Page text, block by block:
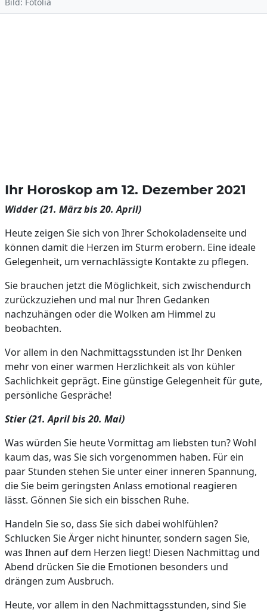
Ihr Horoskop am 12. Dezember 2021
Widder (21. März bis 20. April)
Heute zeigen Sie sich von Ihrer Schokoladenseite und
können damit die Herzen im Sturm erobern. Eine ideale
Gelegenheit, um vernachlässigte Kontakte zu pflegen.
Sie brauchen jetzt die Möglichkeit, sich zwischendurch
zurückzuziehen und mal nur Ihren Gedanken
nachzuhängen oder die Wolken am Himmel zu
beobachten.
Vor allem in den Nachmittagsstunden ist Ihr Denken
mehr von einer warmen Herzlichkeit als von kühler
Sachlichkeit geprägt. Eine günstige Gelegenheit für gute,
persönliche Gespräche!
Stier (21. April bis 20. Mai)
Was würden Sie heute Vormittag am liebsten tun? Wohl
kaum das, was Sie sich vorgenommen haben. Für ein
paar Stunden stehen Sie unter einer inneren Spannung,
die Sie beim geringsten Anlass emotional reagieren
lässt. Gönnen Sie sich ein bisschen Ruhe.
Handeln Sie so, dass Sie sich dabei wohlfühlen?
Schlucken Sie Ärger nicht hinunter, sondern sagen Sie,
was Ihnen auf dem Herzen liegt! Diesen Nachmittag und
Abend drücken Sie die Emotionen besonders und
drängen zum Ausbruch.
Heute, vor allem in den Nachmittagsstunden, sind Sie